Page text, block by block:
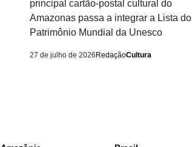
principal cartão-postal cultural do
Amazonas passa a integrar a Lista do
Patrimônio Mundial da Unesco
27 de julho de 2026 RedaçãoCultura